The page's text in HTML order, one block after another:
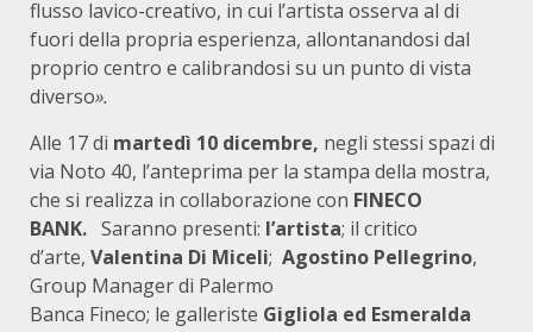
flusso lavico-creativo, in cui l’artista osserva al di
fuori della propria esperienza, allontanandosi dal
proprio centro e calibrandosi su un punto di vista
diverso».
Alle 17 di martedì 10 dicembre, negli stessi spazi di
via Noto 40, l’anteprima per la stampa della mostra,
che si realizza in collaborazione con FINECO
BANK. Saranno presenti: l’artista; il critico
d’arte, Valentina Di Miceli; Agostino Pellegrino,
Group Manager di Palermo
Banca Fineco; le galleriste Gigliola ed Esmeralda